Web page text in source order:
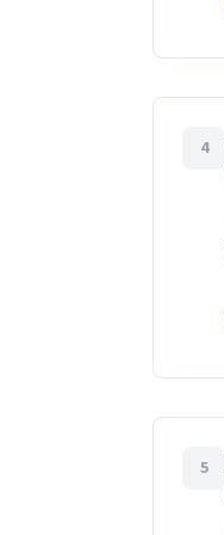
4
5